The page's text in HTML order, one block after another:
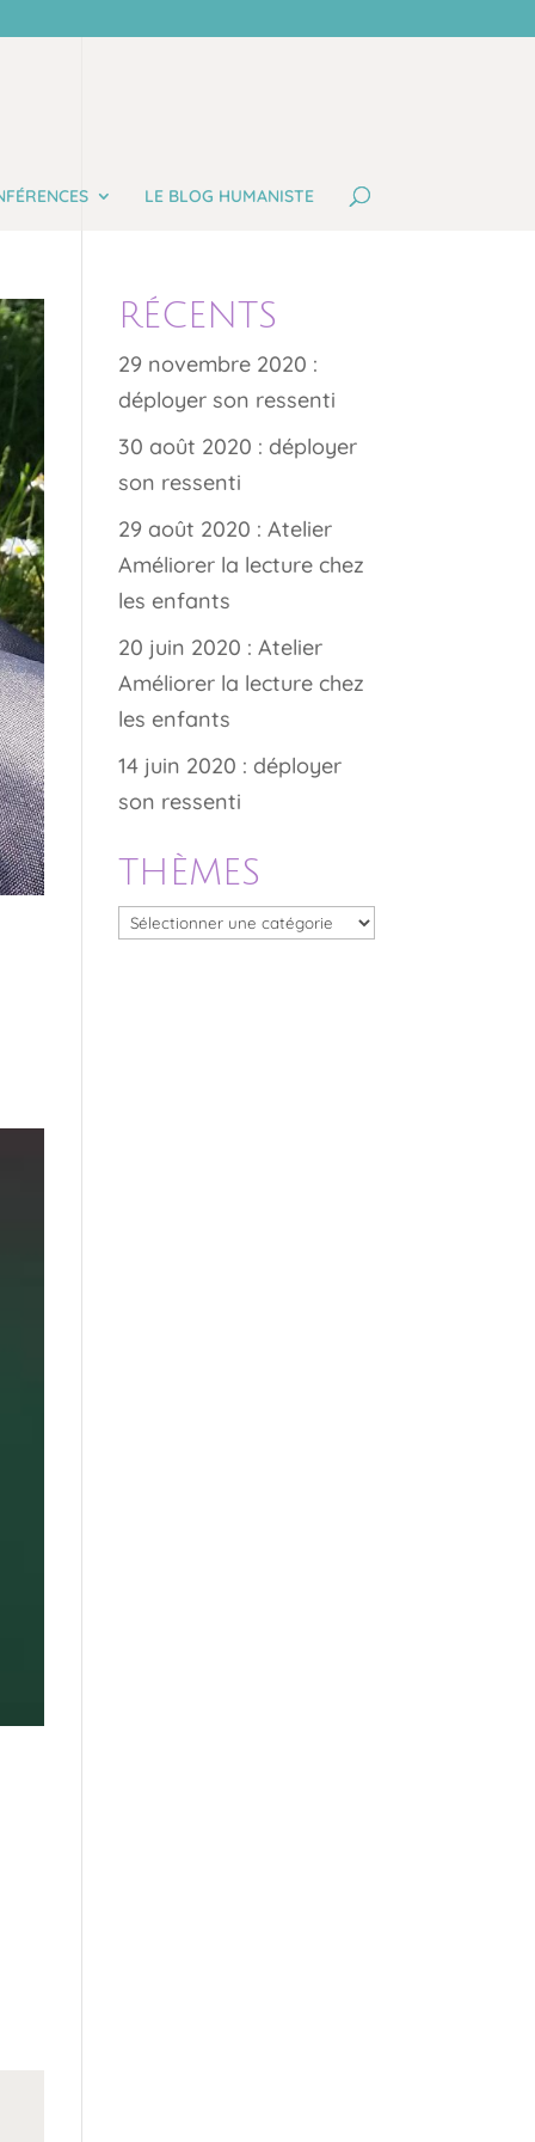
LE BLOG HUMANISTE
RÉCENTS
29 novembre 2020 :
déployer son ressenti
30 août 2020 : déployer
son ressenti
29 août 2020 : Atelier
Améliorer la lecture chez
les enfants
20 juin 2020 : Atelier
Améliorer la lecture chez
les enfants
14 juin 2020 : déployer
son ressenti
THÈMES
THÈMES